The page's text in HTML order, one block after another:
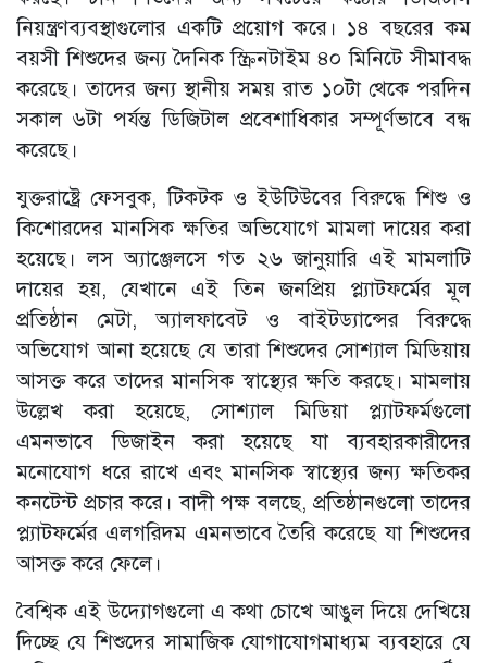
নিয়ন্ত্রণব্যবস্থাগুলোর একটি প্রয়োগ করে। ১৪ বছরের কম
বয়সী শিশুদের জন্য দৈনিক স্ক্রিনটাইম ৪০ মিনিটে সীমাবদ্ধ
করেছে। তাদের জন্য স্থানীয় সময় রাত ১০টা থেকে পরদিন
সকাল ৬টা পর্যন্ত ডিজিটাল প্রবেশাধিকার সম্পূর্ণভাবে বন্ধ
করেছে।
যুক্তরাষ্ট্রে ফেসবুক, টিকটক ও ইউটিউবের বিরুদ্ধে শিশু ও
কিশোরদের মানসিক ক্ষতির অভিযোগে মামলা দায়ের করা
হয়েছে। লস অ্যাঞ্জেলসে গত ২৬ জানুয়ারি এই মামলাটি
দায়ের হয়, যেখানে এই তিন জনপ্রিয় প্ল্যাটফর্মের মূল
প্রতিষ্ঠান মেটা, অ্যালফাবেট ও বাইটড্যান্সের বিরুদ্ধে
অভিযোগ আনা হয়েছে যে তারা শিশুদের সোশ্যাল মিডিয়ায়
আসক্ত করে তাদের মানসিক স্বাস্থ্যের ক্ষতি করছে। মামলায়
উল্লেখ করা হয়েছে, সোশ্যাল মিডিয়া প্ল্যাটফর্মগুলো
এমনভাবে ডিজাইন করা হয়েছে যা ব্যবহারকারীদের
মনোযোগ ধরে রাখে এবং মানসিক স্বাস্থ্যের জন্য ক্ষতিকর
কনটেন্ট প্রচার করে। বাদী পক্ষ বলছে, প্রতিষ্ঠানগুলো তাদের
প্ল্যাটফর্মের এলগরিদম এমনভাবে তৈরি করেছে যা শিশুদের
আসক্ত করে ফেলে।
বৈশ্বিক এই উদ্যোগগুলো এ কথা চোখে আঙুল দিয়ে দেখিয়ে
দিচ্ছে যে শিশুদের সামাজিক যোগাযোগমাধ্যম ব্যবহারে যে